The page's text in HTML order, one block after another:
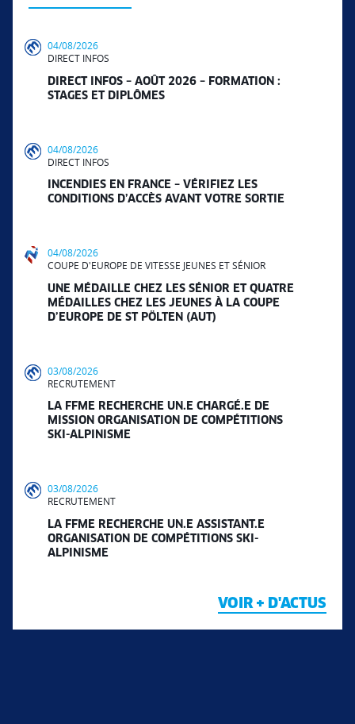
04/08/2026
DIRECT INFOS
DIRECT INFOS – AOÛT 2026 – FORMATION :
STAGES ET DIPLÔMES
04/08/2026
DIRECT INFOS
INCENDIES EN FRANCE – VÉRIFIEZ LES
CONDITIONS D’ACCÈS AVANT VOTRE SORTIE
04/08/2026
COUPE D'EUROPE DE VITESSE JEUNES ET SÉNIOR
UNE MÉDAILLE CHEZ LES SÉNIOR ET QUATRE
MÉDAILLES CHEZ LES JEUNES À LA COUPE
D’EUROPE DE ST PÖLTEN (AUT)
03/08/2026
RECRUTEMENT
LA FFME RECHERCHE UN.E CHARGÉ.E DE
MISSION ORGANISATION DE COMPÉTITIONS
SKI-ALPINISME
03/08/2026
RECRUTEMENT
LA FFME RECHERCHE UN.E ASSISTANT.E
ORGANISATION DE COMPÉTITIONS SKI-
ALPINISME
VOIR + D'ACTUS